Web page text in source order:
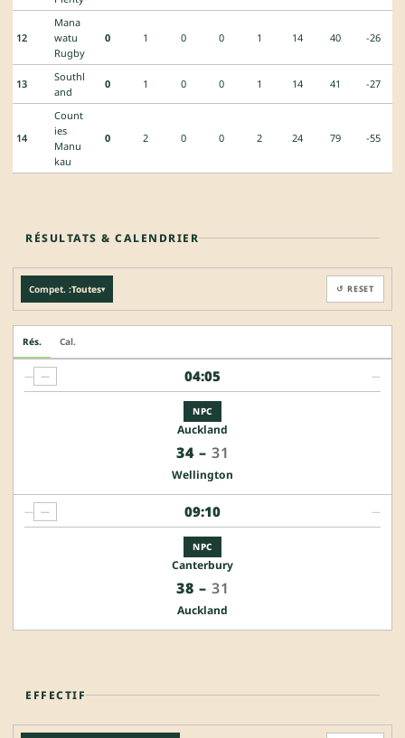
12
Mana
watu
Rugby
0 1 0 0 1 14 40 -26
13
Southl
and
0 1 0 0 1 14 41 -27
14
Count
ies
Manu
kau
0 2 0 0 2 24 79 -55
RÉSULTATS & CALENDRIER
Compet. :Toutes▾ ↺ RESET
Rés. Cal.
04:05
NPC
Auckland
34– 31
Wellington
— — —
09:10
NPC
Canterbury
38 – 31
Auckland
— — —
EFFECTIF